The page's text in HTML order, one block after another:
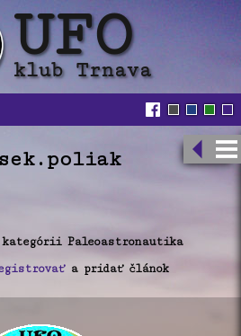
kategórii Paleoastronautika
a pridať článok